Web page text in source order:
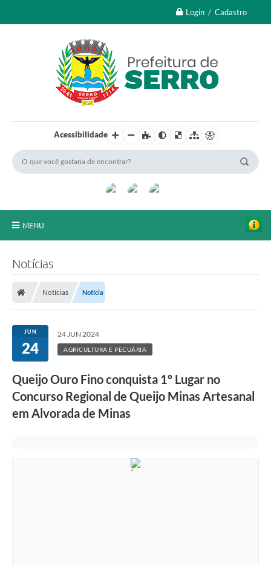
Login / Cadastro
Acessibilidade
MENU
Transparência Pública
Processo Seletivo/Concurso Público
Taxas de Inscrição/Guia de Arrecadação / Tributos
Online
Plano Diretor Participativo de Serro/MG
Planejamento e Orçamento Público: PPA - LOA -
LDO
Sala Mineira do Empreendedor de Serro/MG
Notícias
Notícias Notícia
JUN
24
24 JUN 2024
AGRICULTURA E PECUÁRIA
Queijo Ouro Fino conquista 1º Lugar no
Concurso Regional de Queijo Minas Artesanal
em Alvorada de Minas